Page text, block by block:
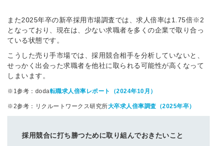
また2025年卒の新卒採用市場調査では、求人倍率は1.75倍※2
となっており、現在は、少ない求職者を多くの企業で取り合っ
ている状態です。
こうした売り手市場では、採用競合相手を分析していないと、
せっかく出会った求職者を他社に取られる可能性が高くなって
しまいます。
※1参考：doda転職求人倍率レポート（2024年10月）
※2参考：リクルートワークス研究所大卒求人倍率調査（2025年卒）
採用競合に打ち勝つために取り組んでおきたいこと